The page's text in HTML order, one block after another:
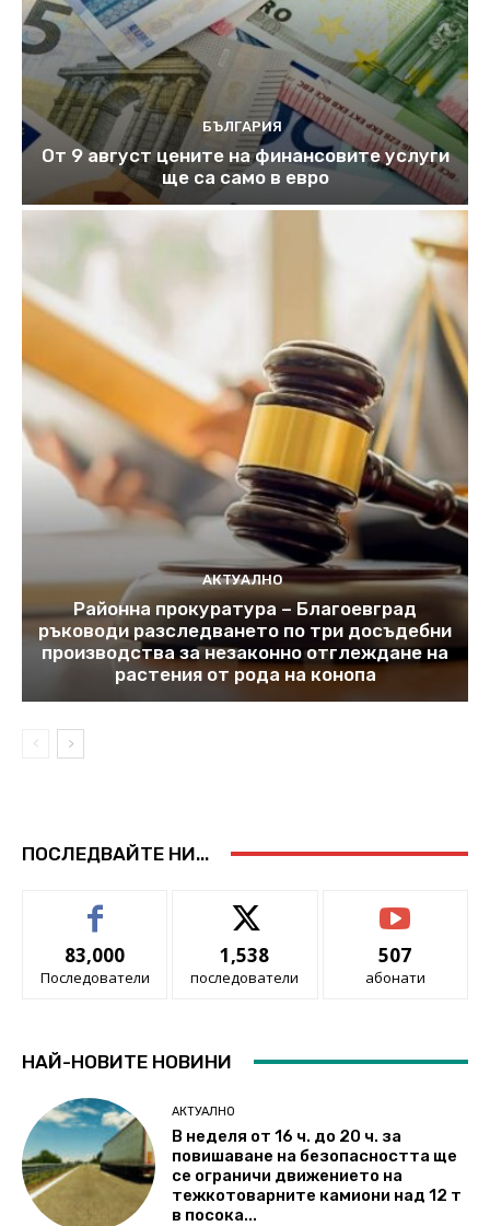
БЪЛГАРИЯ
От 9 август цените на финансовите услуги
ще са само в евро
АКТУАЛНО
Районна прокуратура – Благоевград
ръководи разследването по три досъдебни
производства за незаконно отглеждане на
растения от рода на конопа
ПОСЛЕДВАЙТЕ НИ...
83,000
Последователи
1,538
последователи
507
абонати
НАЙ-НОВИТЕ НОВИНИ
АКТУАЛНО
В неделя от 16 ч. до 20 ч. за
повишаване на безопасността ще
се ограничи движението на
тежкотоварните камиони над 12 т
в посока...